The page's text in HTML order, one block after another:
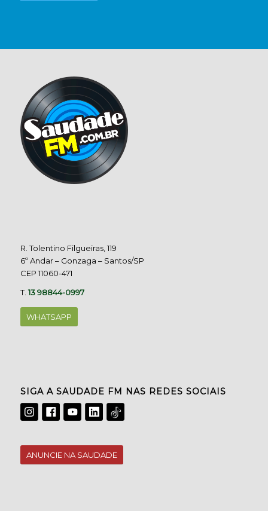
R. Tolentino Filgueiras, 119
6º Andar – Gonzaga – Santos/SP
CEP 11060-471
T.13 98844-0997
WHATSAPP
SIGA A SAUDADE FM NAS REDES SOCIAIS
ANUNCIE NA SAUDADE